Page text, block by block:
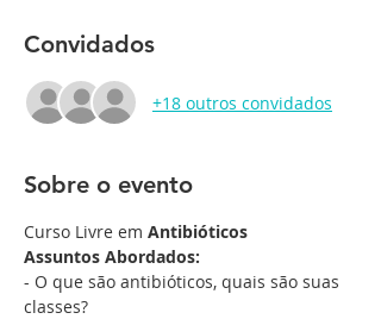
Convidados
+18 outros convidados
Sobre o evento
Curso Livre em Antibióticos
Assuntos Abordados:
- O que são antibióticos, quais são suas
classes?